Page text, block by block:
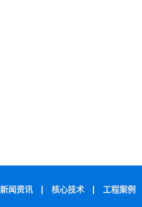
新闻资讯 核心技术 工程案例